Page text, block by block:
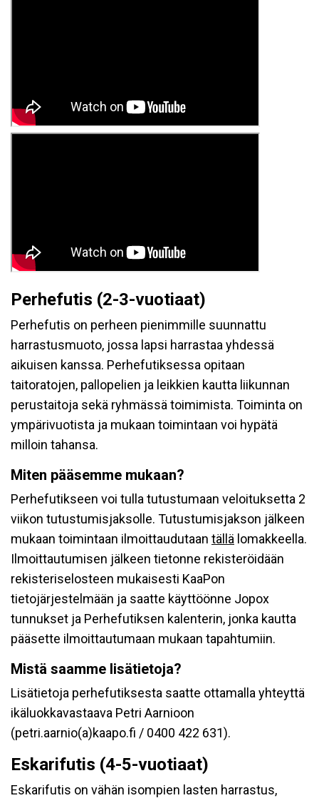
Perhefutis (2-3-vuotiaat)
Perhefutis on perheen pienimmille suunnattu
harrastusmuoto, jossa lapsi harrastaa yhdessä
aikuisen kanssa. Perhefutiksessa opitaan
taitoratojen, pallopelien ja leikkien kautta liikunnan
perustaitoja sekä ryhmässä toimimista. Toiminta on
ympärivuotista ja mukaan toimintaan voi hypätä
milloin tahansa.
Miten pääsemme mukaan?
Perhefutikseen voi tulla tutustumaan veloituksetta 2
viikon tutustumisjaksolle. Tutustumisjakson jälkeen
mukaan toimintaan ilmoittaudutaan tällä lomakkeella.
Ilmoittautumisen jälkeen tietonne rekisteröidään
rekisteriselosteen mukaisesti KaaPon
tietojärjestelmään ja saatte käyttöönne Jopox
tunnukset ja Perhefutiksen kalenterin, jonka kautta
pääsette ilmoittautumaan mukaan tapahtumiin.
Mistä saamme lisätietoja?
Lisätietoja perhefutiksesta saatte ottamalla yhteyttä
ikäluokkavastaava Petri Aarnioon
(petri.aarnio(a)kaapo.fi / 0400 422 631).
Eskarifutis (4-5-vuotiaat)
Eskarifutis on vähän isompien lasten harrastus,